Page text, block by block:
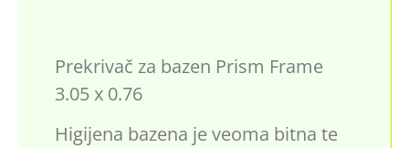
Prekrivač za bazen Prism Frame
3.05 x 0.76
Higijena bazena je veoma bitna te